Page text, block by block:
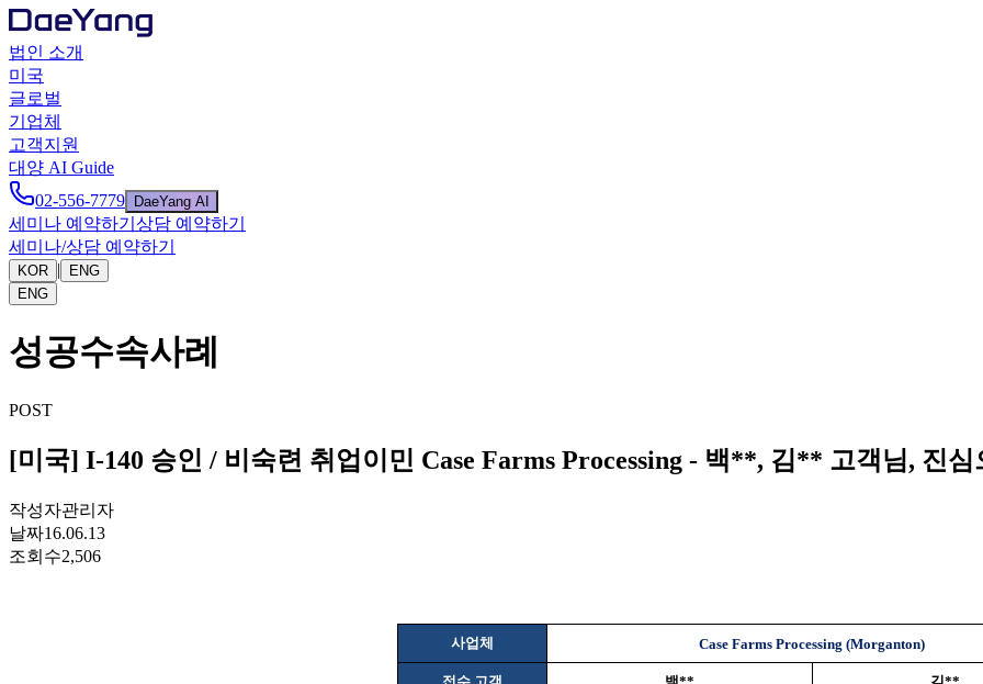
법인 소개
미국
글로벌
기업체
고객지원
대양 AI Guide
02-556-7779
DaeYang AI
세미나 예약하기 상담 예약하기
세미나/상담 예약하기
KOR |
ENG
ENG
성공수속사례
POST
[미국] I-140 승인 / 비숙련 취업이민 Case Farms Processing - 백**, 김** 고객님, 진
작성자관리자
날짜16.06.13
조회수2,506
사업체 Case Farms Processing (Morganton)